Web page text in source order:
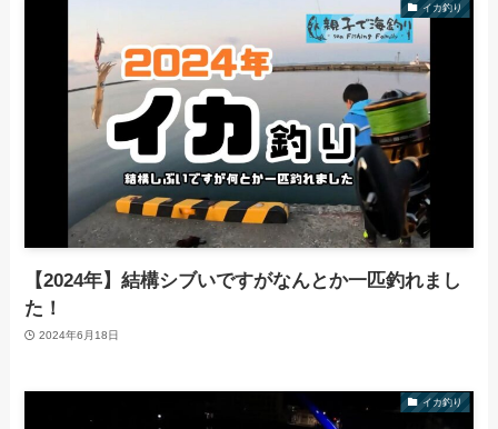
イカ釣り
【2024年】結構シブいですがなんとか一匹釣れまし
た！
2024年6月18日
イカ釣り